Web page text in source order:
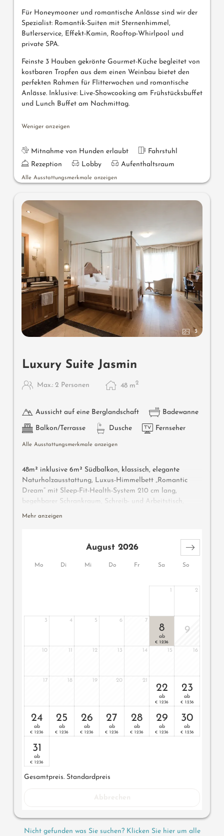
Für Honeymooner und romantische Anlässe sind wir der
Spezialist: Romantik-Suiten mit Sternenhimmel,
Butlerservice, Effekt-Kamin, Rooftop-Whirlpool und
private SPA.
Feinste 3 Hauben gekrönte Gourmet-Küche begleitet von
kostbaren Tropfen aus dem einen Weinbau bietet den
perfekten Rahmen für Flitterwochen und romantische
Anlässe. Inklusive: Live-Showcooking am Frühstücksbuffet
und Lunch Buffet am Nachmittag.
Weniger anzeigen
Mitnahme von Hunden erlaubt
Fahrstuhl
Rezeption
Lobby Aufenthaltsraum
Alle Ausstattungsmerkmale anzeigen
3
Luxury Suite Jasmin
Max.: 2 Personen 48 m2
Aussicht auf eine Berglandschaft Badewanne
Balkon/Terrasse Dusche Fernseher
Alle Ausstattungsmerkmale anzeigen
48m² inklusive 6m² Südbalkon, klassisch, elegante
Naturholzausstattung, Luxus-Himmelbett „Romantic
Dream“ mit Sleep-Fit-Health-System 210 cm lang,
begehbarer Schrankraum, Schreib- und Arbeitstisch,
Romantic-Fire-Kamin, Dolby-Surround-TV mit DVD,
offene Romantik-Badewanne, Nobel-Waschtisch , WC
und Bidet getrennt, bequeme Relaxmöbel auf dem
Balkon, keine Tiere. Im Sonnenschlössl.
Mehr anzeigen
Mo Di Mi Do Fr Sa So
August 2026
1 2
3 4 5 6 7
8
ab
€ 1.236
9
10 11 12 13 14 15 16
17 18 19 20 21
22
ab
€ 1.236
23
ab
€ 1.236
24
ab
€ 1.236
25
ab
€ 1.236
26
ab
€ 1.236
27
ab
€ 1.236
28
ab
€ 1.236
29
ab
€ 1.236
30
ab
€ 1.236
31
ab
€ 1.236
Gesamtpreis. Standardpreis
Nicht gefunden was Sie suchen? Klicken Sie hier um alle